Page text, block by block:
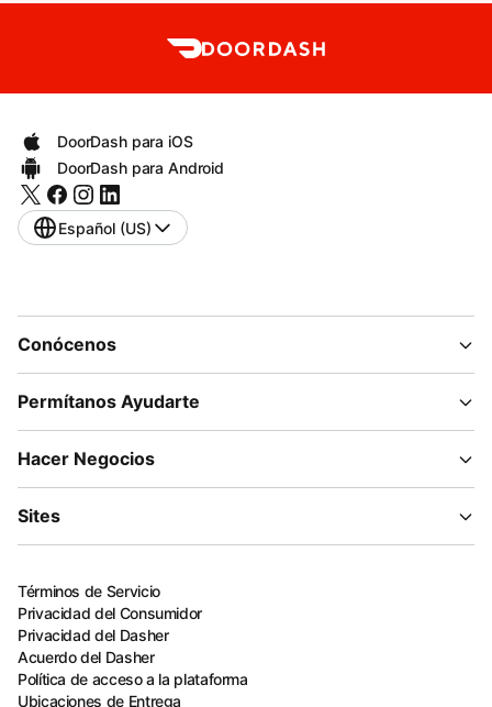
DoorDash para iOS
DoorDash para Android
Español (US)
Conócenos
Permítanos Ayudarte
Hacer Negocios
Sites
Términos de Servicio
Privacidad del Consumidor
Privacidad del Dasher
Acuerdo del Dasher
Política de acceso a la plataforma
Ubicaciones de Entrega